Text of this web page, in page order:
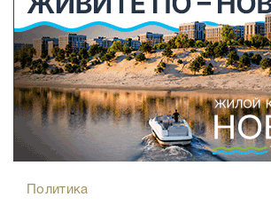
Политика